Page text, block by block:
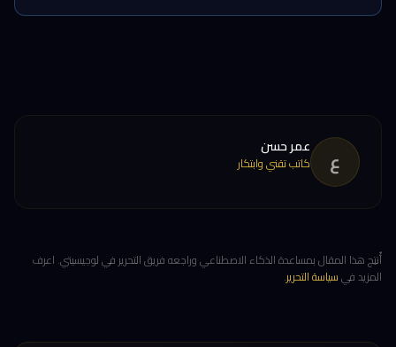
ع عمر حسن
كاتب تقني وابتكار
أُنتِج هذا المقال بمساعدة الذكاء الاصطناعي وراجعه فريق التحرير في لوجيسيتي. اعرف
المزيد فيسياسة التحرير.